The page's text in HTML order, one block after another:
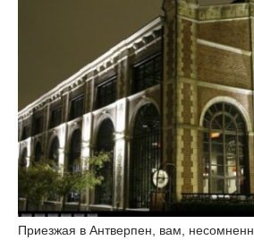
Приезжая в Антверпен, вам,